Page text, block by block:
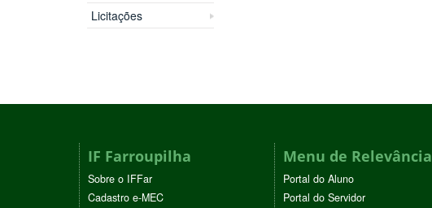
Licitações
IF Farroupilha
Sobre o IFFar
Cadastro e-MEC
Menu de Relevância
Portal do Aluno
Portal do Servidor